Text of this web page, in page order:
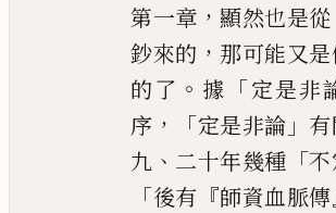
第一章 ， 顯然也是從
鈔來的 ， 那可能又
的了 。 據 「定是非
序 ，「定是非論 」
九 、 二十年幾種 「
「後有 『師資血脈傳